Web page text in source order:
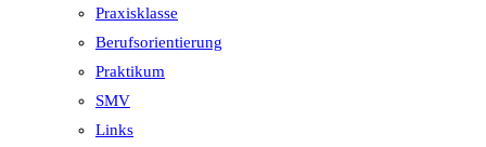
Praxisklasse
Berufsorientierung
Praktikum
SMV
Links